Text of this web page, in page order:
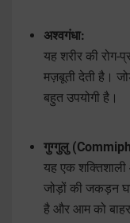
अश्वगंधा:
यह शरीर की रोग-
मज़बूती देती है।
बहुत उपयोगी है।
गुग्गुलु
यह एक
जोड़ों की जकड़न
है और आम को